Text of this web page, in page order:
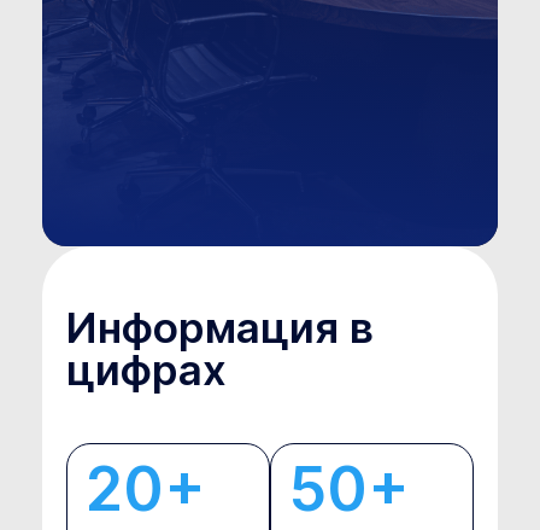
Информация в
цифрах
20+ 50+